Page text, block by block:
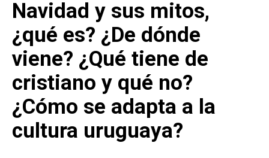
Navidad y sus mitos,
¿qué es? ¿De dónde
viene? ¿Qué tiene de
cristiano y qué no?
¿Cómo se adapta a la
cultura uruguaya?